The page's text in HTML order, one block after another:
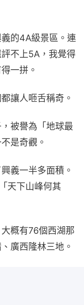
的4A級景區。連
不上5A，我覺得
一拼。
讓人咂舌稱奇。
被譽為「地球最
是奇觀。
義一半多面積。
天下山峰何其
概有76個西湖那
廣西隆林三地。